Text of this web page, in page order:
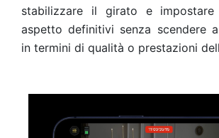
stabilizzare il girato e
aspetto definitivi senza scendere
in termini di qualità o prestazioni